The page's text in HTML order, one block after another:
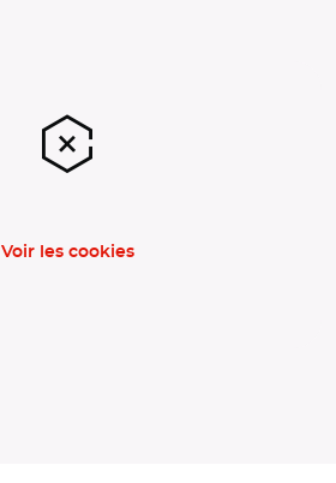
Voir les cookies